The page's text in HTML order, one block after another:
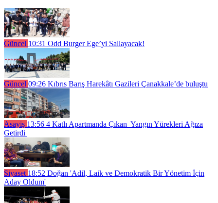
Güncel 10:31 Odd Burger Ege’yi Sallayacak!
Güncel 09:26 Kıbrıs Barış Harekâtı Gazileri Çanakkale’de buluştu
Asayiş 13:56 4 Katlı Apartmanda Çıkan Yangın Yürekleri Ağıza
Getirdi
Siyaset 18:52 Doğan 'Adil, Laik ve Demokratik Bir Yönetim İçin
Aday Oldum'